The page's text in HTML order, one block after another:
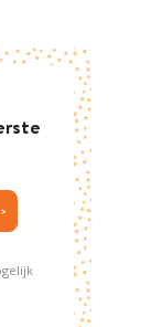
JOUW NIEUWSBRIEFKEUZE >